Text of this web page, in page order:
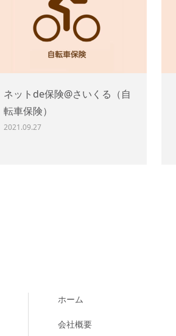
ネットde保険@さいくる（自
転車保険）
2021.09.27
ホーム
会社概要